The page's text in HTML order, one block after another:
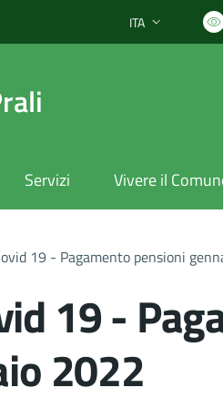
Lingua attiva:
ITA
Servizi Vivere il
19 - Pagamento pensioni
19 -
2022